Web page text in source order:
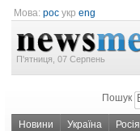
Мова: рос укр eng
П'ятниця, 07 Серпень
Пошук
Новини Україна Росія